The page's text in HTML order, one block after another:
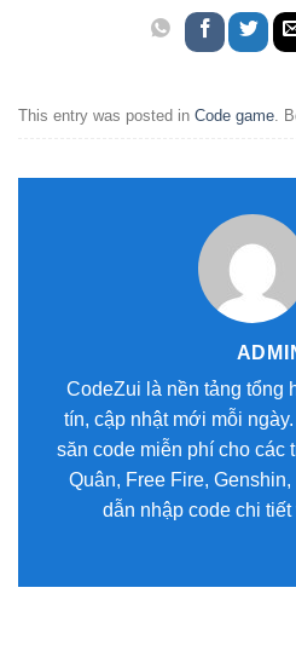
This entry was posted in Code game.
CodeZui là nền tảng tổng
tín, cập nhật mới mỗi
săn code miễn phí cho các
Quân, Free Fire,
dẫn nhập code chi